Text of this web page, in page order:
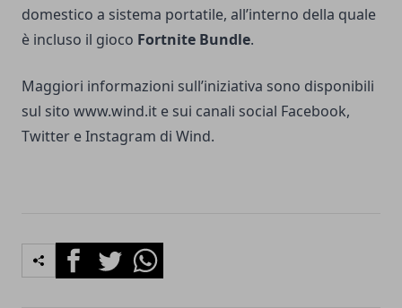
domestico a sistema portatile, all’interno della quale
è incluso il gioco Fortnite Bundle.
Maggiori informazioni sull’iniziativa sono disponibili
sul sito www.wind.it e sui canali social Facebook,
Twitter e Instagram di Wind.
FacebookTwitterWhatsapp